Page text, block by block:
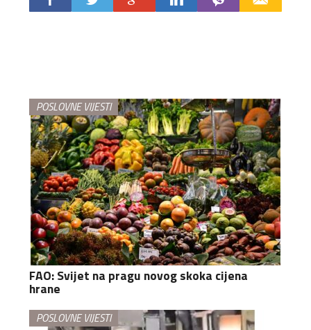
POSLOVNE VIJESTI
FAO: Svijet na pragu novog skoka cijena
hrane
POSLOVNE VIJESTI